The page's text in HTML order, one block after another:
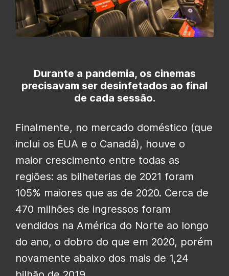
Durante a pandemia, os cinemas
precisavam ser desinfetados ao final
de cada sessão.
Finalmente, no mercado doméstico (que
inclui os EUA e o Canadá), houve o
maior crescimento entre todas as
regiões: as bilheterias de 2021 foram
105% maiores que as de 2020. Cerca de
470 milhões de ingressos foram
vendidos na América do Norte ao longo
do ano, o dobro do que em 2020, porém
novamente abaixo dos mais de 1,24